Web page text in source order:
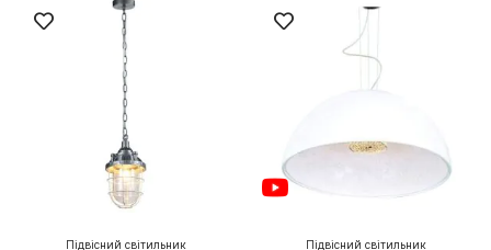
Підвісний світильник Підвісний світильник